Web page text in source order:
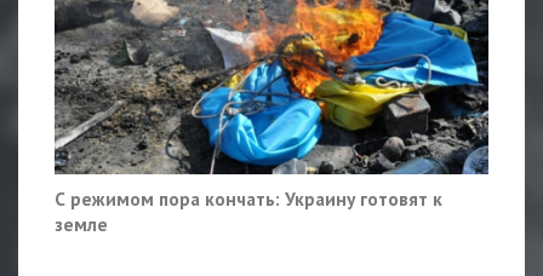
С режимом пора кончать: Украину готовят к
земле